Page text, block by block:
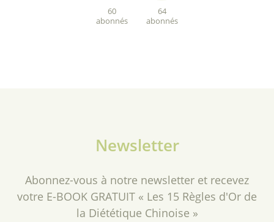
60
abonnés
64
abonnés
Newsletter
Abonnez-vous à notre newsletter et recevez
votre E-BOOK GRATUIT « Les 15 Règles d'Or de
la Diététique Chinoise »